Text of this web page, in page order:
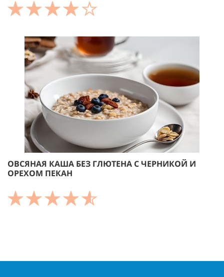
ОВСЯНАЯ КАША БЕЗ ГЛЮТЕНА С ЧЕРНИКОЙ И
ОРЕХОМ ПЕКАН